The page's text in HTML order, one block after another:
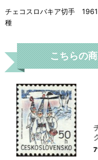
チェコスロバキア切手
種
こちらの